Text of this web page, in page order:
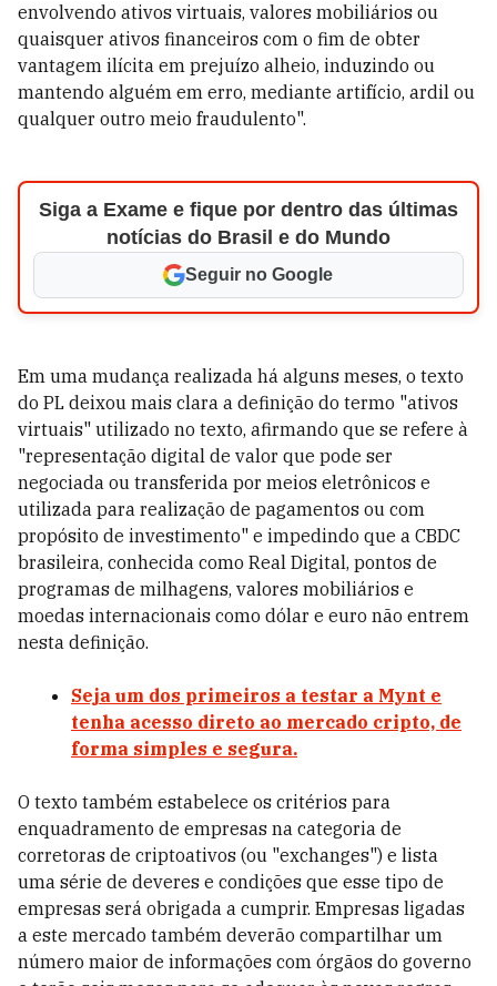
envolvendo ativos virtuais, valores mobiliários ou
quaisquer ativos financeiros com o fim de obter
vantagem ilícita em prejuízo alheio, induzindo ou
mantendo alguém em erro, mediante artifício, ardil ou
qualquer outro meio fraudulento".
Siga a Exame e fique por dentro das últimas
notícias do Brasil e do Mundo
Seguir no Google
Em uma mudança realizada há alguns meses, o texto
do PL deixou mais clara a definição do termo "ativos
virtuais" utilizado no texto, afirmando que se refere à
"representação digital de valor que pode ser
negociada ou transferida por meios eletrônicos e
utilizada para realização de pagamentos ou com
propósito de investimento" e impedindo que a CBDC
brasileira, conhecida como Real Digital, pontos de
programas de milhagens, valores mobiliários e
moedas internacionais como dólar e euro não entrem
nesta definição.
Seja um dos primeiros a testar a Mynt e
tenha acesso direto ao mercado cripto, de
forma simples e segura.
O texto também estabelece os critérios para
enquadramento de empresas na categoria de
corretoras de criptoativos (ou "exchanges") e lista
uma série de deveres e condições que esse tipo de
empresas será obrigada a cumprir. Empresas ligadas
a este mercado também deverão compartilhar um
número maior de informações com órgãos do governo